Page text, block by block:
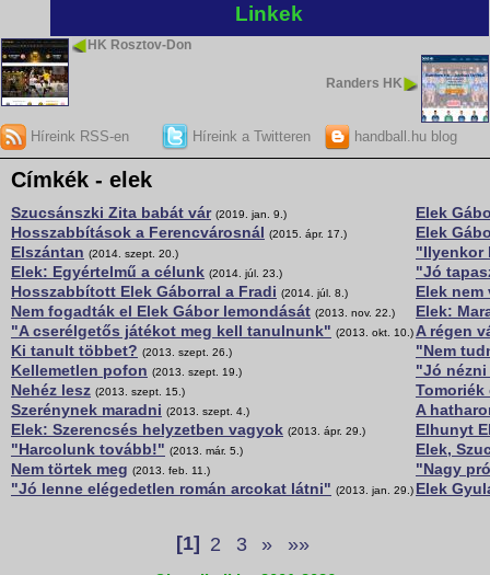
Linkek
HK Rosztov-Don
Randers HK
Híreink RSS-en Híreink a Twitteren handball.hu blog
Címkék - elek
Szucsánszki Zita babát vár (2019. jan. 9.)
Hosszabbítások a Ferencvárosnál (2015. ápr. 17.)
Elszántan (2014. szept. 20.)
Elek: Egyértelmű a célunk (2014. júl. 23.)
Hosszabbított Elek Gáborral a Fradi (2014. júl. 8.)
Nem fogadták el Elek Gábor lemondását (2013. nov. 22.)
"A cserélgetős játékot meg kell tanulnunk" (2013. okt. 10.)
Ki tanult többet? (2013. szept. 26.)
Kellemetlen pofon (2013. szept. 19.)
Nehéz lesz (2013. szept. 15.)
Szerénynek maradni (2013. szept. 4.)
Elek: Szerencsés helyzetben vagyok (2013. ápr. 29.)
"Harcolunk tovább!" (2013. már. 5.)
Nem törtek meg (2013. feb. 11.)
"Jó lenne elégedetlen román arcokat látni" (2013. jan. 29.)
Elek
Elek
"Ilyenkor
"Jó
Elek
Elek:
A régen
"Nem
"Jó
Tomoriék
A
Elhunyt
Elek,
"Nagy
Elek
[1] 2 3 » »»